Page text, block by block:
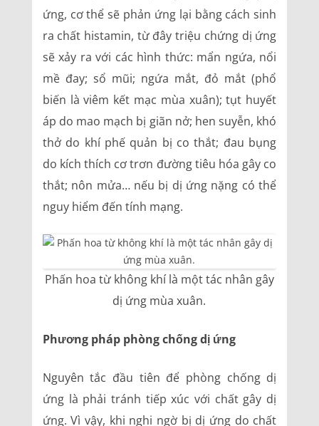
ứng, cơ thể sẽ phản ứng lại bằng cách sinh
ra chất histamin, từ đây triệu chứng dị ứng
sẽ xảy ra với các hình thức: mẩn ngứa, nổi
mề đay; sổ mũi; ngứa mắt, đỏ mắt (phổ
biến là viêm kết mạc mùa xuân); tụt huyết
áp do mao mạch bị giãn nở; hen suyễn, khó
thở do khí phế quản bị co thắt; đau bụng
do kích thích cơ trơn đường tiêu hóa gây co
thắt; nôn mửa… nếu bị dị ứng nặng có thể
nguy hiểm đến tính mạng.
Phấn hoa từ không khí là một tác nhân gây
dị ứng mùa xuân.
Phương pháp phòng chống dị ứng
Nguyên tắc đầu tiên để phòng chống dị
ứng là phải tránh tiếp xúc với chất gây dị
ứng. Vì vậy, khi nghi ngờ bị dị ứng do chất